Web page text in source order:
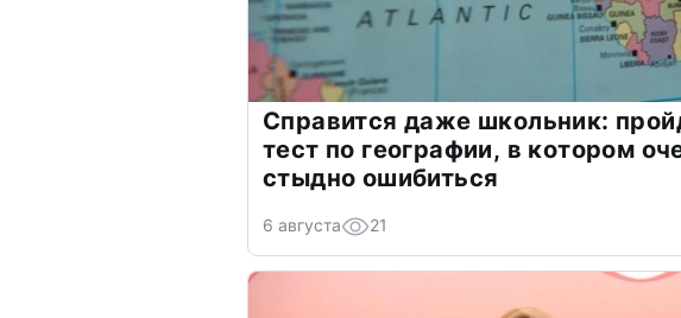
Справится даже школьник:
тест по географии, в котором
стыдно ошибиться
6 августа 21